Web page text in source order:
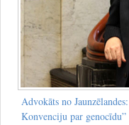
Advokāts no
Konvenciju par genocīdu”